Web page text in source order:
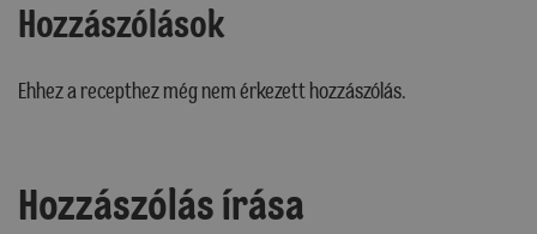
Hozzászólások
Ehhez a recepthez még nem érkezett hozzászólás.
Hozzászólás írása